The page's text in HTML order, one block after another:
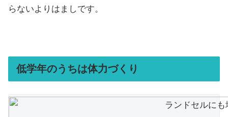
らないよりはましです。
低学年のうちは体力づくり